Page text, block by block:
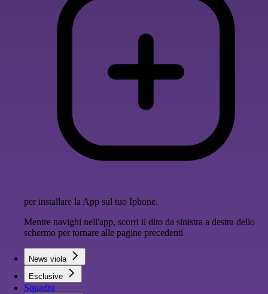
per installare la App sul tuo Iphone.
Mentre navighi nell'app, scorri il dito da sinistra a destra dello
schermo per tornare alle pagine precedenti
News viola
Esclusive
Squadra